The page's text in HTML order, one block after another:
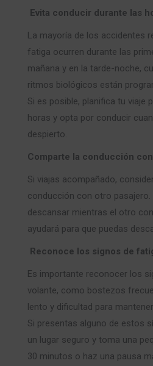
Evita conducir durante las
La mayoría de los accidentes
fatiga ocurren durante las
mañana y en la tarde-noche,
ritmos biológicos están
Si es posible, planifica tu viaje
horas y opta por conducir
despierto.
Comparte la conducción
Si viajas acompañado,
conducción con otro
descansar mientras el otro
ayudará para que puedas
Reconoce los signos de
Es importante reconocer los
volante, como bostezos
lento y dificultad para
Si presentas alguno de estos
un lugar seguro y toma una
30 minutos o haz una pausa